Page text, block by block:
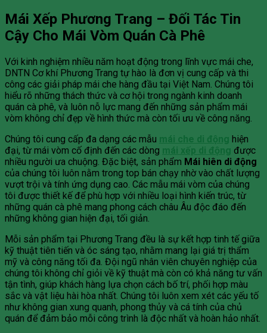
Mái Xếp Phương Trang – Đối Tác Tin
Cậy Cho Mái Vòm Quán Cà Phê
Với kinh nghiệm nhiều năm hoạt động trong lĩnh vực mái che,
DNTN Cơ khí Phương Trang tự hào là đơn vị cung cấp và thi
công các giải pháp mái che hàng đầu tại Việt Nam. Chúng tôi
hiểu rõ những thách thức và cơ hội trong ngành kinh doanh
quán cà phê, và luôn nỗ lực mang đến những sản phẩm mái
vòm không chỉ đẹp về hình thức mà còn tối ưu về công năng.
Chúng tôi cung cấp đa dạng các mẫu mái che di động hiện
đại, từ mái vòm cố định đến các dòng mái xếp di động được
nhiều người ưa chuộng. Đặc biệt, sản phẩm Mái hiên di động
của chúng tôi luôn nằm trong top bán chạy nhờ vào chất lượng
vượt trội và tính ứng dụng cao. Các mẫu mái vòm của chúng
tôi được thiết kế để phù hợp với nhiều loại hình kiến trúc, từ
những quán cà phê mang phong cách châu Âu độc đáo đến
những không gian hiện đại, tối giản.
Mỗi sản phẩm tại Phương Trang đều là sự kết hợp tinh tế giữa
kỹ thuật tiên tiến và óc sáng tạo, nhằm mang lại giá trị thẩm
mỹ và công năng tối đa. Đội ngũ nhân viên chuyên nghiệp của
chúng tôi không chỉ giỏi về kỹ thuật mà còn có khả năng tư vấn
tận tình, giúp khách hàng lựa chọn cách bố trí, phối hợp màu
sắc và vật liệu hài hòa nhất. Chúng tôi luôn xem xét các yếu tố
như không gian xung quanh, phong thủy và cá tính của chủ
quán để đảm bảo mỗi công trình là độc nhất và hoàn hảo nhất.